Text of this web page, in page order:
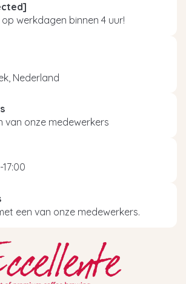
werkdagen binnen 4 uur!
Nederland
van onze medewerkers
een van onze medewerkers.